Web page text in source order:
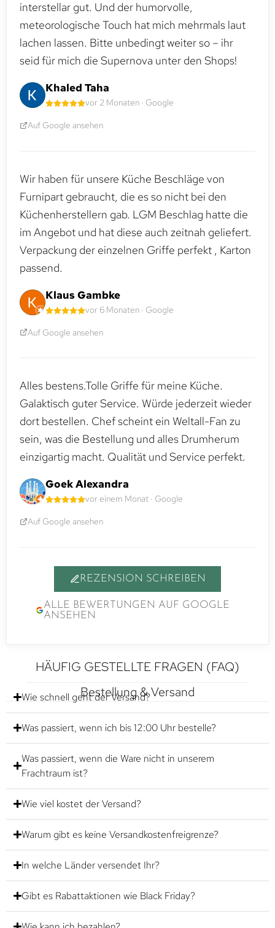
interstellar gut. Und der humorvolle,
meteorologische Touch hat mich mehrmals laut
lachen lassen. Bitte unbedingt weiter so – ihr
seid für mich die Supernova unter den Shops!
Khaled Taha
vor 2 Monaten · Google
Auf Google ansehen
Wir haben für unsere Küche Beschläge von
Furnipart gebraucht, die es so nicht bei den
Küchenherstellern gab. LGM Beschlag hatte die
im Angebot und hat diese auch zeitnah geliefert.
Verpackung der einzelnen Griffe perfekt , Karton
passend.
Klaus Gambke
vor 6 Monaten · Google
Auf Google ansehen
Alles bestens.Tolle Griffe für meine Küche.
Galaktisch guter Service. Würde jederzeit wieder
dort bestellen. Chef scheint ein Weltall-Fan zu
sein, was die Bestellung und alles Drumherum
einzigartig macht. Qualität und Service perfekt.
Goek Alexandra
vor einem Monat · Google
Auf Google ansehen
REZENSION SCHREIBEN
ALLE BEWERTUNGEN AUF GOOGLE
ANSEHEN
HÄUFIG GESTELLTE FRAGEN (FAQ)
Bestellung & Versand
Wie schnell geht der Versand?
Was passiert, wenn ich bis 12:00 Uhr bestelle?
Was passiert, wenn die Ware nicht in unserem
Frachtraum ist?
Wie viel kostet der Versand?
Warum gibt es keine Versandkostenfreigrenze?
In welche Länder versendet Ihr?
Gibt es Rabattaktionen wie Black Friday?